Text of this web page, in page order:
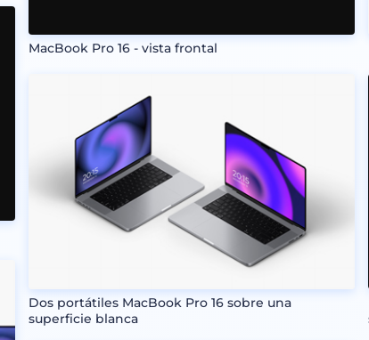
MacBook Pro 16 - vista frontal
Dos portátiles MacBook Pro 16 sobre una
superficie blanca